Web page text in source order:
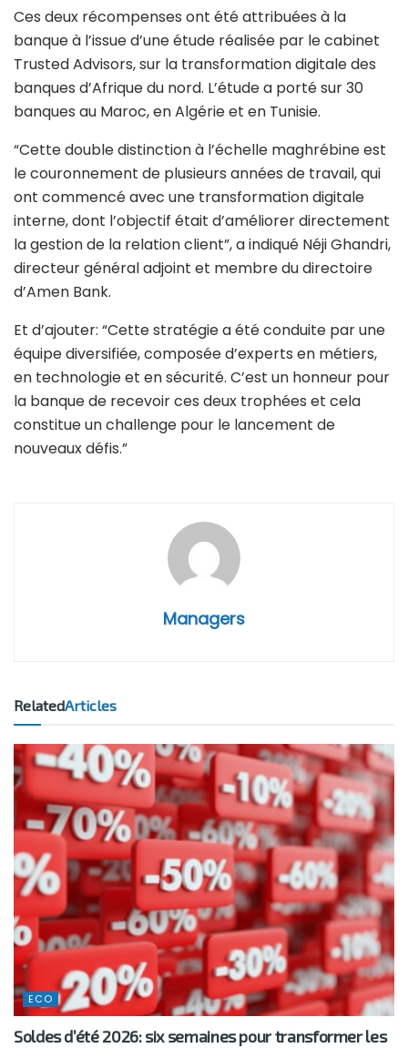
Ces deux récompenses ont été attribuées à la
banque à l’issue d’une étude réalisée par le cabinet
Trusted Advisors, sur la transformation digitale des
banques d’Afrique du nord. L’étude a porté sur 30
banques au Maroc, en Algérie et en Tunisie.
“Cette double distinction à l’échelle maghrébine est
le couronnement de plusieurs années de travail, qui
ont commencé avec une transformation digitale
interne, dont l’objectif était d’améliorer directement
la gestion de la relation client”, a indiqué Néji Ghandri,
directeur général adjoint et membre du directoire
d’Amen Bank.
Et d’ajouter: “Cette stratégie a été conduite par une
équipe diversifiée, composée d’experts en métiers,
en technologie et en sécurité. C’est un honneur pour
la banque de recevoir ces deux trophées et cela
constitue un challenge pour le lancement de
nouveaux défis.”
Managers
RelatedArticles
ECO
Soldes d’été 2026: six semaines pour transformer les